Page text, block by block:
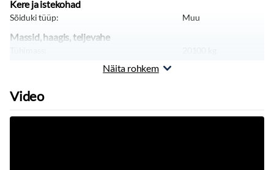
Kere ja istekohad
Sõiduki tüüp: Muu
Massid, haagis, teljevahe
Näita rohkem
Video